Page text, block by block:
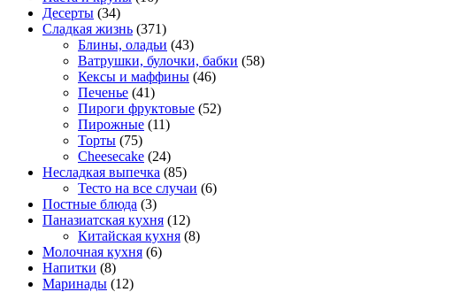
Десерты (34)
Сладкая жизнь (371)
Блины, оладьи (43)
Ватрушки, булочки, бабки (58)
Кексы и маффины (46)
Печенье (41)
Пироги фруктовые (52)
Пирожные (11)
Торты (75)
Cheesecake (24)
Несладкая выпечка (85)
Тесто на все случаи (6)
Постные блюда (3)
Паназиатская кухня (12)
Китайская кухня (8)
Молочная кухня (6)
Напитки (8)
Маринады (12)